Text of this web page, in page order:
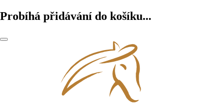
Probíhá přidávání do košíku...